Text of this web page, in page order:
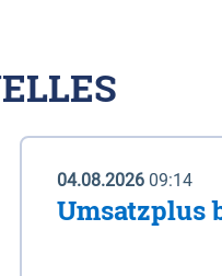
04.08.2026 09:14
Umsatzplus